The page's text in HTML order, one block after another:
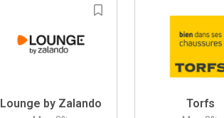
Lounge by Zalando Torfs